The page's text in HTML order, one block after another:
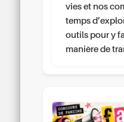
vies et nos
temps
outils pour y
manière de